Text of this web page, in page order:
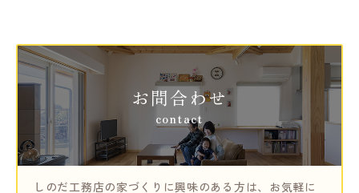
お問合わせ
contact
しのだ工務店の家づくりに興味のある方は、 お気軽に